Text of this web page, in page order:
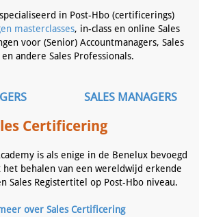
in Post-Hbo (certificerings)
masterclasses, in-class en online Sales
voor (Senior) Accountmanagers, Sales
en andere Sales Professionals.
SALES MANAGERS
Certificering
is als enige in de Benelux bevoegd
behalen van een wereldwijd erkende
Sales Registertitel op Post-Hbo niveau.
over Sales Certificering